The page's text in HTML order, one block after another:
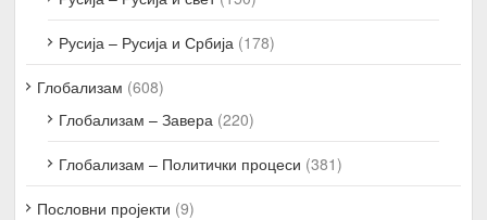
Русија – Русија и Србија (178)
Глобализам (608)
Глобализам – Завера (220)
Глобализам – Политички процеси (381)
Пословни пројекти (9)